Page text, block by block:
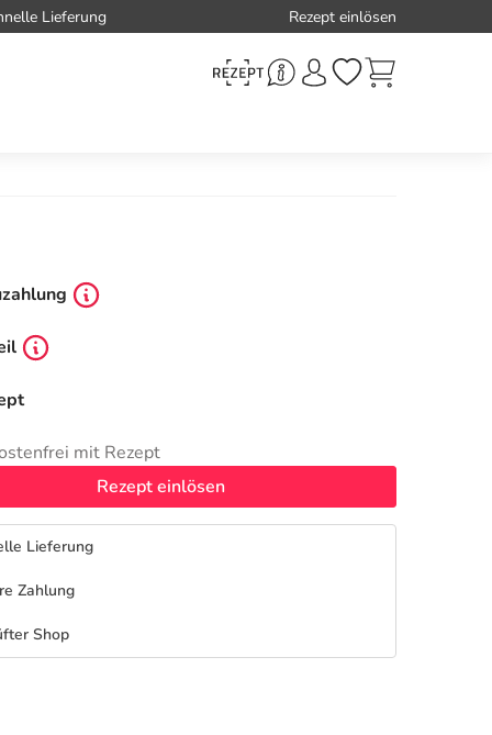
Lieferung Rezept einlösen
mit Rezept
Rezept einlösen
Lieferung
Zahlung
Shop